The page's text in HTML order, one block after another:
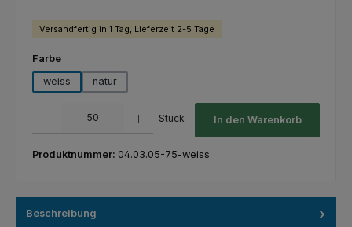
Versandfertig in 1 Tag, Lieferzeit 2-5 Tage
Farbeauswählen
weiss
natur
Stück In den Warenkorb
Produktnummer: 04.03.05-75-weiss
Beschreibung